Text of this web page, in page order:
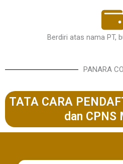
Berdiri atas nama PT,
PANARA
TATA CARA
dan CPNS